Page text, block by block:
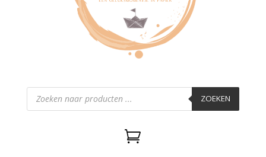
Producten
zoeken ZOEKEN
